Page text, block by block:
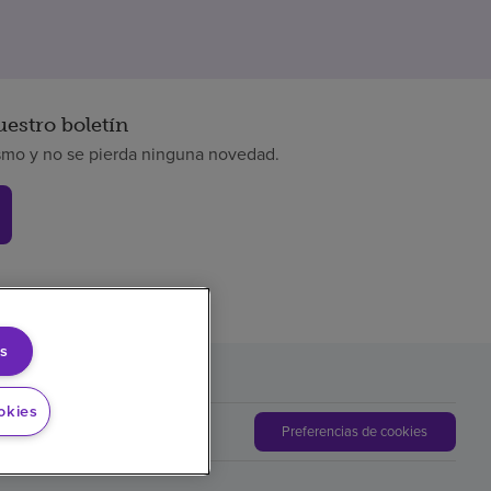
boletín
y no se pierda ninguna novedad.
Preferencias de cookies